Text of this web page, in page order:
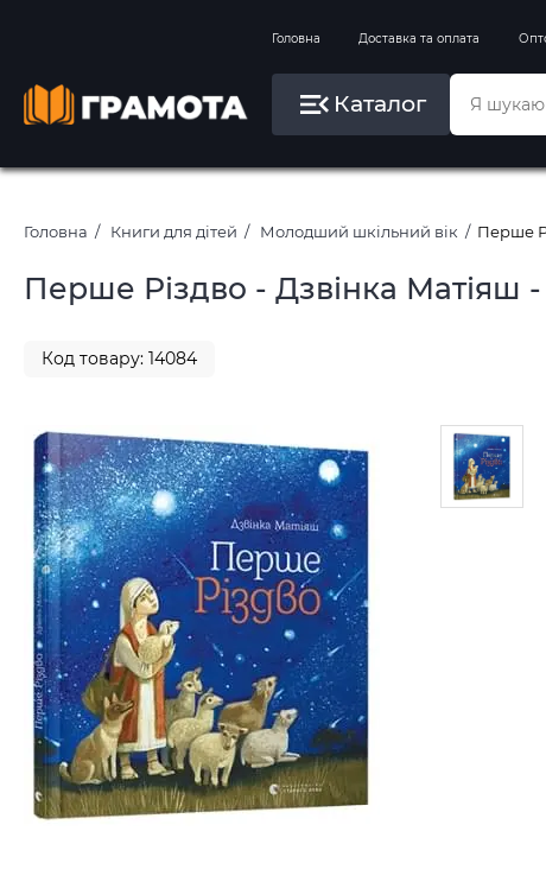
Головна Доставка та оплата
Каталог
Вправи на зимові канікули
Літо, пляж, плавання, басейни
Картини за номерами
Головна Книги для дітей Молодший шкільний вік Перше
Перше Різдво - Дзвінка Матіяш
Код товару: 14084